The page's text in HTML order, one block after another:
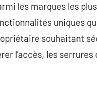
les marques les
uniques
souhaitant
l’accès, les